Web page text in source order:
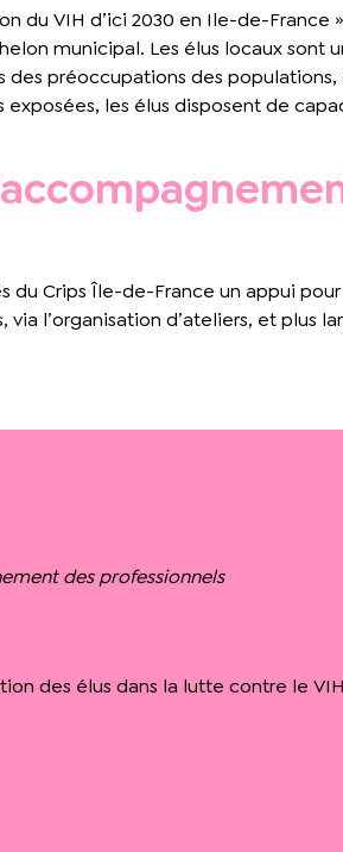
du VIH d’ici 2030 en Ile-de-
municipal. Les élus locaux
préoccupations des
exposées, les élus disposent de
du Crips Île-de-France un appui
l’organisation d’ateliers, et
des professionnels
des élus dans la lutte contre le